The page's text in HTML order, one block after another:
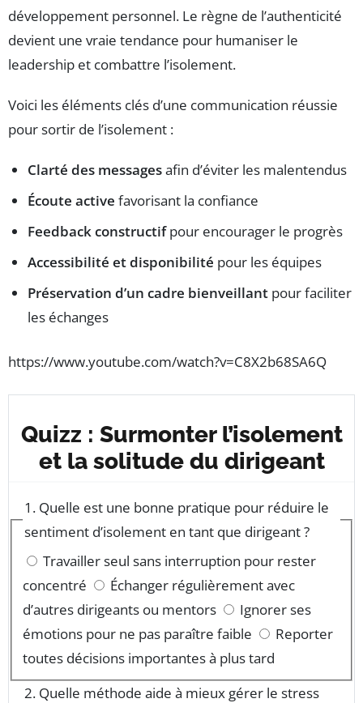
développement personnel. Le règne de l’authenticité
devient une vraie tendance pour humaniser le
leadership et combattre l’isolement.
Voici les éléments clés d’une communication réussie
pour sortir de l’isolement :
Clarté des messagesafin d’éviter les malentendus
Écoute active favorisant la confiance
Feedback constructifpour encourager le progrès
Accessibilité et disponibilité pour les équipes
Préservation d’un cadre bienveillant pour faciliter
les échanges
https://www.youtube.com/watch?v=C8X2b68SA6Q
Quizz : Surmonter l’isolement
et la solitude du dirigeant
1. Quelle est une bonne pratique pour réduire le
sentiment d’isolement en tant que dirigeant ?
Travailler seul sans interruption pour rester
concentré
Échanger régulièrement avec
d’autres dirigeants ou mentors
Ignorer ses
émotions pour ne pas paraître faible
Reporter
toutes décisions importantes à plus tard
2. Quelle méthode aide à mieux gérer le stress